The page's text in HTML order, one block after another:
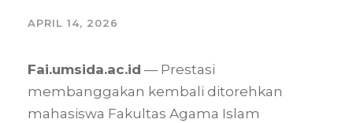
APRIL 14, 2026
Fai.umsida.ac.id — Prestasi
membanggakan kembali ditorehkan
mahasiswa Fakultas Agama Islam